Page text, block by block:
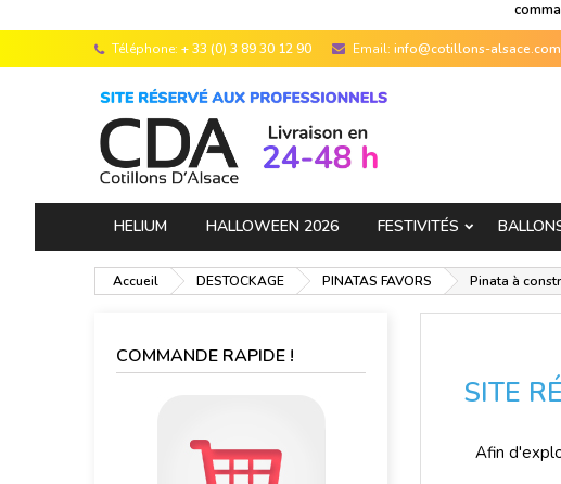
Téléphone: + 33 (0) 3 89 30 12 90 Email: info@cotillons-alsace.com
HELIUM HALLOWEEN 2026 FESTIVITÉS
Accueil DESTOCKAGE PINATAS FAVORS Pinata à
COMMANDE RAPIDE !
SITE
Afin